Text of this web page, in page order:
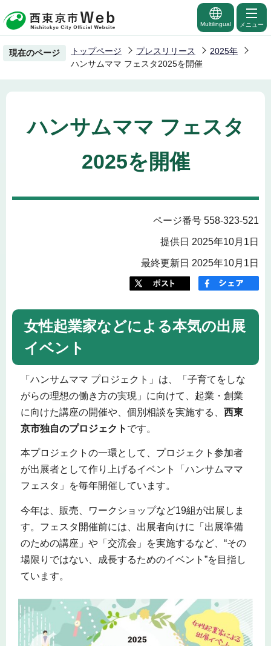
の
ー
Multilingual メニュー
現在のページ トップページ プレスリリース
2025年
ハンサムママ フェスタ2025を開催
ハンサムママ フェスタ
2025を開催
ページ番号 558-323-521
提供日 2025年10月1日
最終更新日 2025年10月1日
女性起業家などによる本気の出展
イベント
「ハンサムママ プロジェクト」は、「子育てをしな
がらの理想の働き方の実現」に向けて、起業・創業
に向けた講座の開催や、個別相談を実施する、 西東
京市独自のプロジェクト です。
本プロジェクトの一環として、プロジェクト参加者
が出展者として作り上げるイベント「ハンサムママ
フェスタ」を毎年開催しています。
今年は、販売、ワークショップなど19組が出展しま
す。フェスタ開催前には、出展者向けに「出展準備
のための講座」や「交流会」を実施するなど、“その
場限りではない、成長するためのイベント”を目指し
ています。